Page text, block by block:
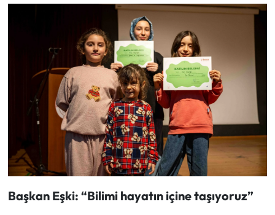
Başkan Eşki: “Bilimi hayatın içine taşıyoruz”